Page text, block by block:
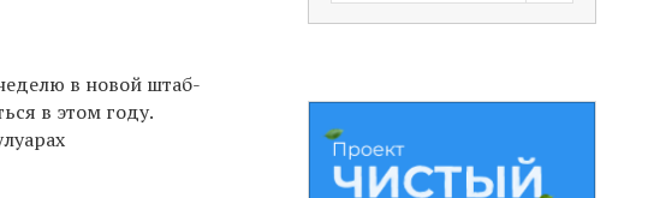
в новой штаб-
в этом году.